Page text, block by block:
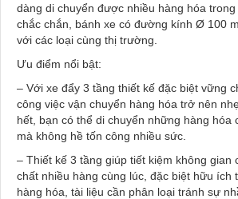
dàng di chuyển được nhiều hàng hóa trong
chắc chắn, bánh xe có đường kính Ø 100
với các loại cùng thị trường.
Ưu điểm nổi bật:
– Với xe đẩy 3 tầng thiết kế đặc biệt vững
công việc vận chuyển hàng hóa trở nên
hết, bạn có thể di chuyển những hàng hóa
mà không hề tốn công nhiều sức.
– Thiết kế 3 tầng giúp tiết kiệm không gian
chất nhiều hàng cùng lúc, đặc biệt hữu ích
hàng hóa, tài liệu cần phân loại tránh sự